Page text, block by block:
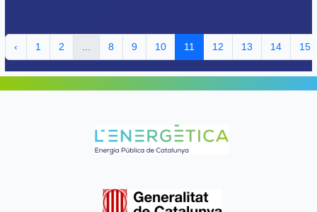
‹ 1 2 8 9 10 11 12 13 14 15